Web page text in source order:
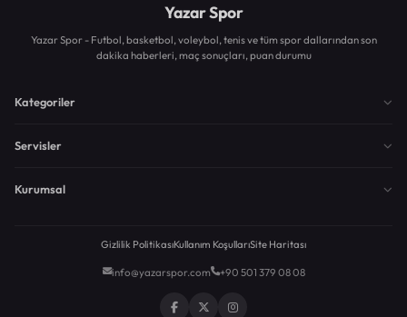
Yazar Spor
Yazar Spor - Futbol, basketbol, voleybol, tenis ve tüm spor dallarından son
dakika haberleri, maç sonuçları, puan durumu
Kategoriler
Servisler
Kurumsal
Gizlilik PolitikasıKullanım KoşullarıSite Haritası
info@yazarspor.com +90 501 379 08 08